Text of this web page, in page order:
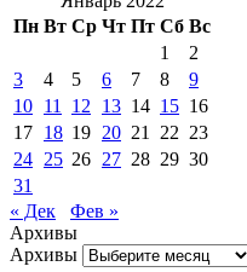
Пн Вт Ср Чт Пт Сб Вс
1
2
3
4 5 6 7 8
9
10 11 12 13 14 15 16
17 18 19 20 21 22 23
24 25 26 27 28 29 30
31
« Дек
Фев »
Архивы
Архивы